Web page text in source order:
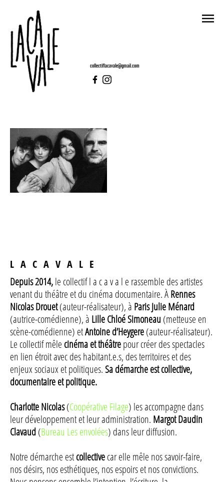
collectiflacavale@gmail.com
L A C A V A L E
Depuis 2014,le collectif l a c a v a l e rassemble des artistes
venant du théâtre et du cinéma documentaire. ÀRennes
Nicolas Drouet(auteur-réalisateur), à Paris Julie Ménard
(autrice-comédienne), à Lille Chloé Simoneau (metteuse en
scène-comédienne) etAntoine d’Heygere(auteur-réalisateur).
Le collectif mêle cinéma et théâtrepour créer des spectacles
en lien étroit avec des habitant.e.s, des territoires et des
enjeux sociaux et politiques.Sa démarche est collective,
documentaire et politique.
Charlotte Nicolas(Coopérative Filage) les accompagne dans
leur développement et leur administration. Margot Daudin
Clavaud(Bureau Les envolées) dans leur diffusion.
Notre démarche estcollectivecar elle mêle nos savoir-faire,
nos désirs, nos esthétiques, nos espoirs et nos convictions.